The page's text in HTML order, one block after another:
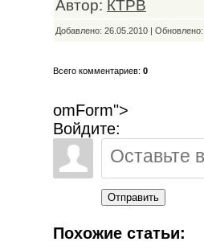
Автор: КТРВ
Добавлено: 26.05.2010 |
Всего комментариев: 0
omForm">
Войдите:
Отправить
Похожие статьи: